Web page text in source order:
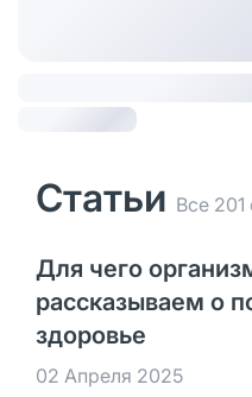
Статьи Все 201
Для чего
рассказываем о
здоровье
02 Апреля 2025